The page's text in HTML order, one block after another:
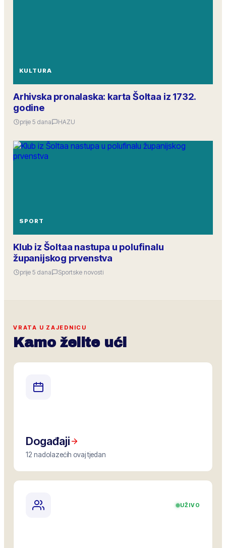
KULTURA
Arhivska pronalaska: karta Šoltaa iz 1732.
godine
prije 5 dana HAZU
SPORT
Klub iz Šoltaa nastupa u polufinalu
županijskog prvenstva
prije 5 dana Sportske novosti
VRATA U ZAJEDNICU
Kamo želite ući
Događaji
12 nadolazećih ovaj tjedan
UŽIVO